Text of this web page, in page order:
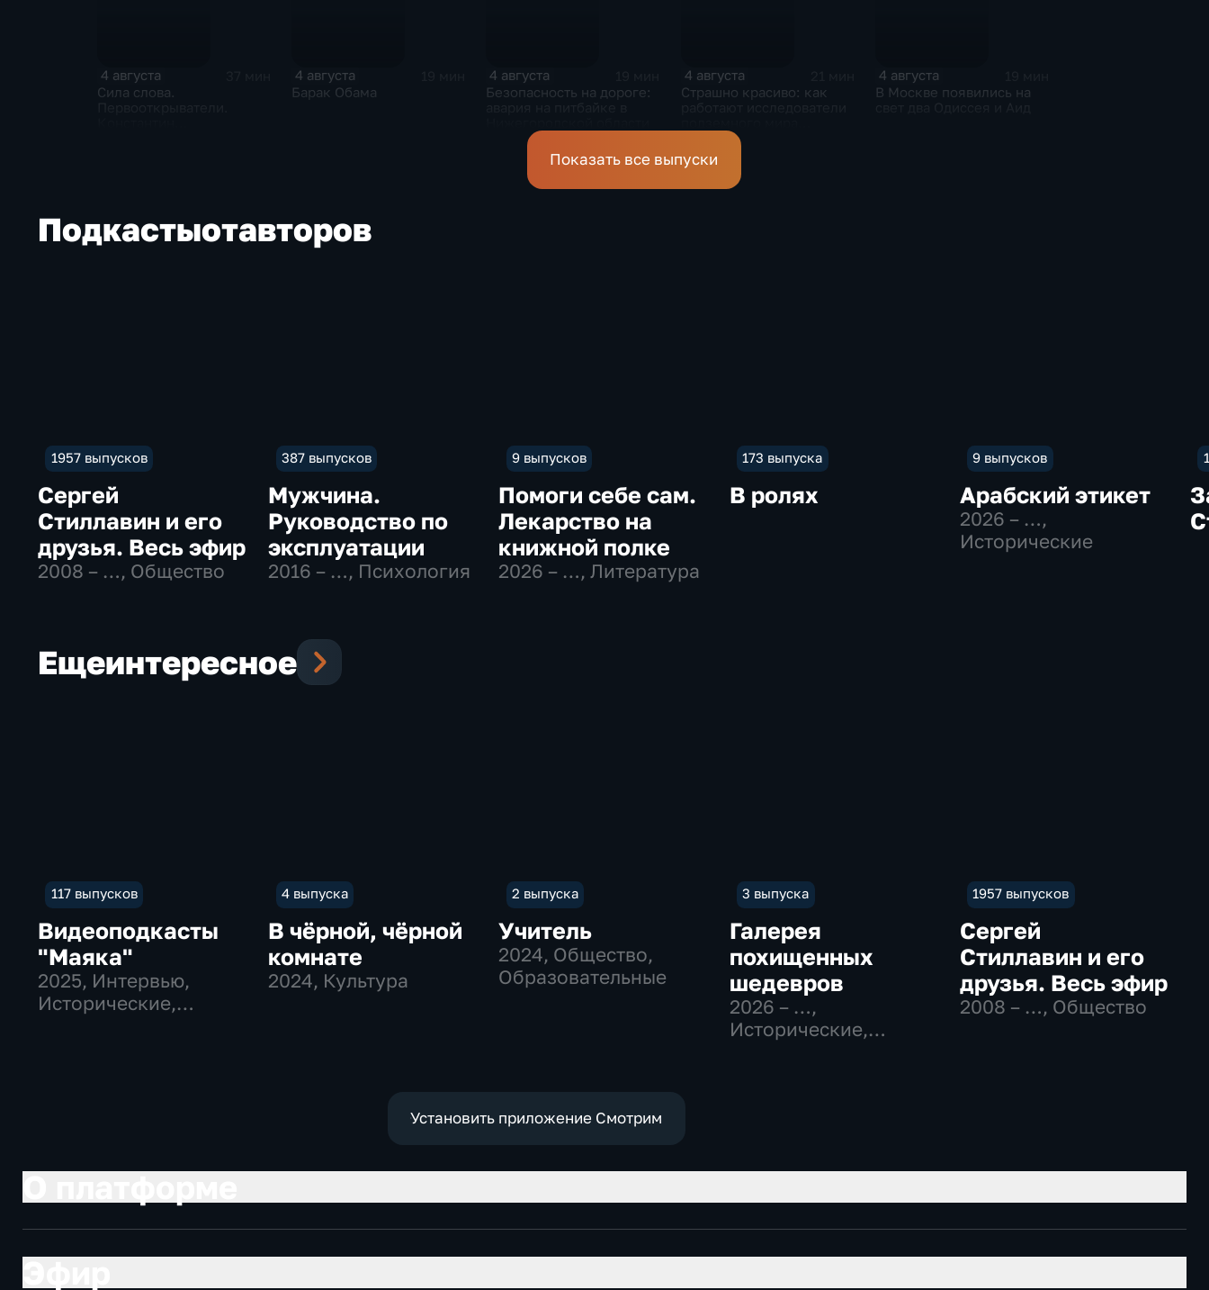
4 августа
Сила слова.
4 августа
Барак Обама
4 августа
Безопасность на дороге:
4 августа
Страшно красиво: как
спелеологи
4 августа
В Москве появились на
Показать все выпуски
Подкастыотавторов
1957 выпусков
Сергей
Стиллавин и его
друзья. Весь эфир
2008 – …, Общество
387 выпусков
Мужчина.
Руководство по
эксплуатации
2016 – …, Психология
9 выпусков
Помоги себе сам.
Лекарство на
книжной полке
2026 – …, Литература
173 выпуска
В ролях
9 выпусков
Арабский этикет
2026 – …,
Исторические
Ещеинтересное
117 выпусков
Видеоподкасты
"Маяка"
2025, Интервью,
Исторические,
4 выпуска
В чёрной, чёрной
комнате
2024, Культура
2 выпуска
Учитель
2024, Общество,
Образовательные
3 выпуска
Галерея
похищенных
шедевров
2026 – …,
Исторические,
1957 выпусков
Сергей
Стиллавин и его
друзья. Весь эфир
2008 – …, Общество
Установить приложение Смотрим